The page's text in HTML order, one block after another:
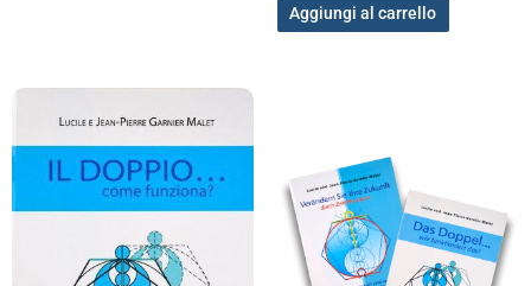
Aggiungi al carrello